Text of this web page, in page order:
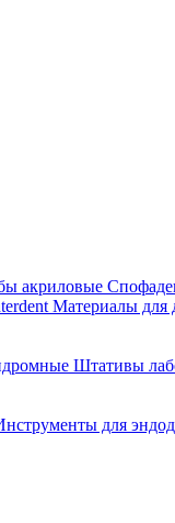
акриловые
Материалы для
Штативы
для